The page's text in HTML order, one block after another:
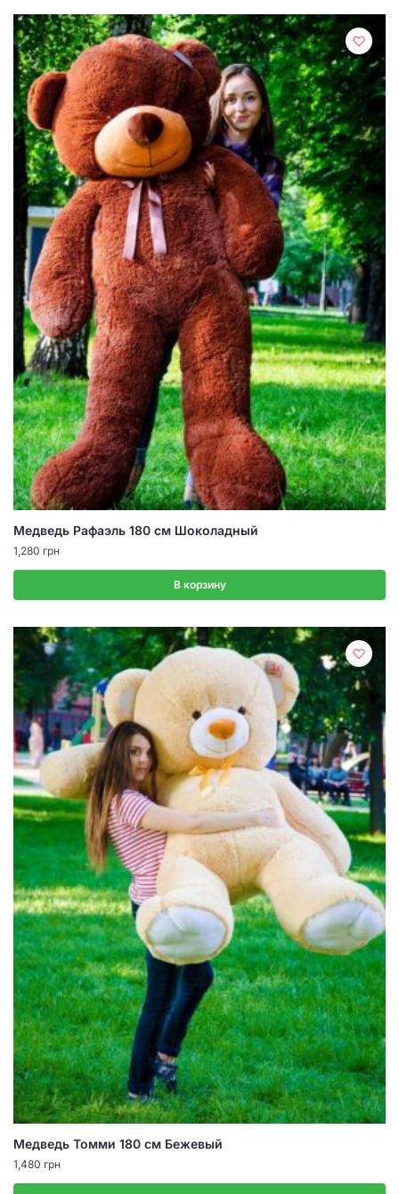
Медведь Рафаэль 180 см Шоколадный
1,280 грн
В корзину
Медведь Томми 180 см Бежевый
1,480 грн